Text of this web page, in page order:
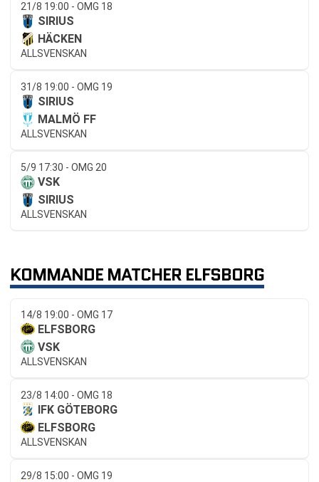
21/8 19:00 - OMG 18
SIRIUS
HÄCKEN
ALLSVENSKAN
31/8 19:00 - OMG 19
SIRIUS
MALMÖ FF
ALLSVENSKAN
5/9 17:30 - OMG 20
VSK
SIRIUS
ALLSVENSKAN
KOMMANDE MATCHER ELFSBORG
14/8 19:00 - OMG 17
ELFSBORG
VSK
ALLSVENSKAN
23/8 14:00 - OMG 18
IFK GÖTEBORG
ELFSBORG
ALLSVENSKAN
29/8 15:00 - OMG 19